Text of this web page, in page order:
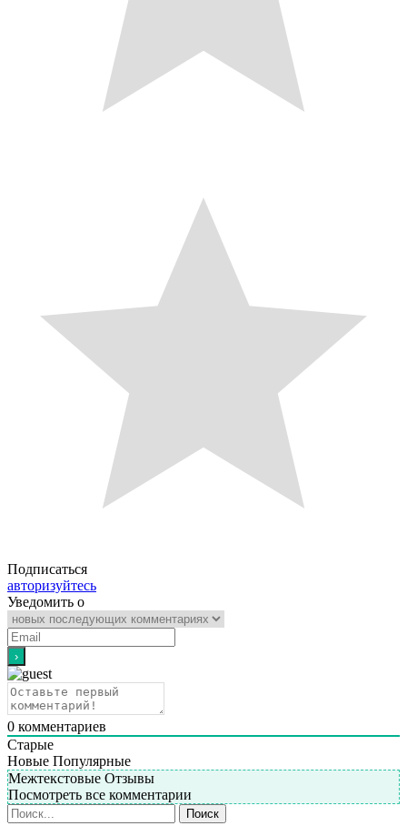
Подписаться
авторизуйтесь
Уведомить о
0 комментариев
Старые
Новые Популярные
Межтекстовые Отзывы
Посмотреть все комментарии